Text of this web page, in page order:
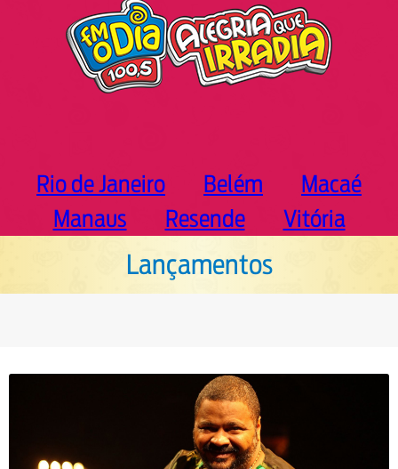
Rio de Janeiro Belém
Macaé
Manaus
Resende Vitória
Lançamentos